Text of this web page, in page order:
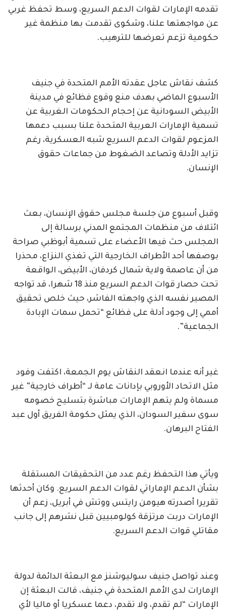
تقدمه الإمارات لقوات الدعم السريع، وسط تحفظ غربي
عن مواجهتها علنا، وشكوى تقدمت بها منظمة غير
حكومية تزعم تعرضها للترهيب.
كشف نقاش عاجل عقدته الأمم المتحدة في جنيف
الأسبوع الماضي بهدف منع وقوع فظائع في مدينة
الأبيض السودانية عن إحجام الحكومات الغربية عن
تسمية الإمارات العربية المتحدة علنا بسبب دعمها
المزعوم لقوات الدعم السريع شبه العسكرية، رغم
تزايد الأدلة وتصاعد الضغوط من جماعات حقوق
الإنسان.
وقبل أسبوع من جلسة مجلس حقوق الإنسان، بعث
ائتلاف من منظمات المجتمع المدني برسالة إلى
المجلس حث فيها الأعضاء على تسمية أبوظبي صراحة
بوصفها أحد الأطراف الخارجية التي تغذي النزاع، محذرا
من أن عاصمة ولاية شمال كردفان، الأبيض، الواقعة
تحت حصار قوات الدعم السريع منذ 18 شهرا، قد تواجه
المصير نفسه الذي واجهته الفاشر، حيث خلص تحقيق
أممي إلى وجود أدلة على فظائع “تحمل سمات الإبادة
الجماعية”.
غير أنه عندما انعقد النقاش يوم الجمعة، اكتفت وفود
مثل الاتحاد الأوروبي بإدانات عامة لـ “أطراف خارجية” غير
مسماة ولم يتهم الإمارات مباشرة بتسليح خصومه
سوى سفير السودان، الذي يمثل حكومة الفريق أول عبد
الفتاح البرهان.
ويأتي هذا التحفظ رغم عدد من التحقيقات المستقلة
بشأن الدعم الإماراتي لقوات الدعم السريع. وكان أحدثها
تقريرا أصدرته هيومن رايتس ووتش في أبريل، زعم أن
الإمارات دربت مرتزقة كولومبيين قبل نشرهم إلى جانب
مقاتلي قوات الدعم السريع.
وعند تواصل جنيف سوليوشنز مع البعثة الدائمة لدولة
الإمارات لدى الأمم المتحدة في جنيف، قالت البعثة إن
الإمارات “لم تقدم، ولا تقدم، دعما عسكريا أو ماليا لأي